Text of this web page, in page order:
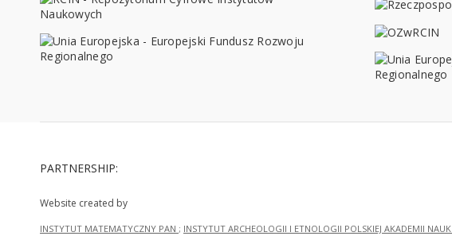
PARTNERSHIP:
Website created by
INSTYTUT MATEMATYCZNY PAN ; INSTYTUT ARCHEOLOGII I ETNOLOGII POLSKIEJ AKADEMII NAUK